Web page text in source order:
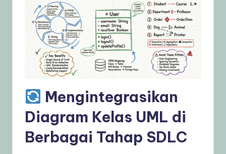
Mengintegrasikan
Diagram Kelas UML di
Berbagai Tahap SDLC